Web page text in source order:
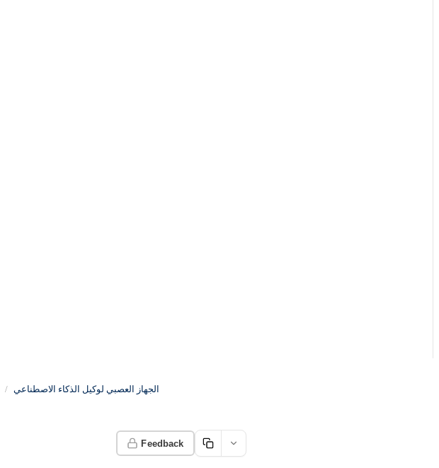
الجهاز العصبي لوكيل الذكاء الاصطناعي
Feedback